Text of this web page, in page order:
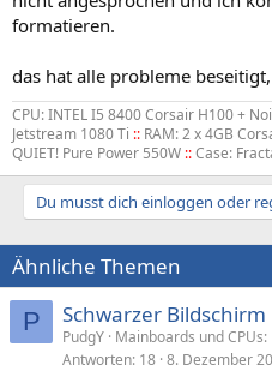
formatieren.
das hat alle probleme
CPU: INTEL I5 8400 Corsair H100 +
Jetstream 1080 Ti :: RAM: 2 x 4GB
QUIET! Pure Power 550W ::Case:
Du musst dich einloggen oder
Ähnliche Themen
P Schwarzer
PudgY Mainboards und
Antworten 18 8. Dezember